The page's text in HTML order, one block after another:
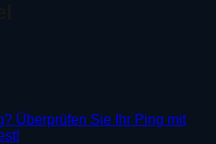
Überprüfen Sie Ihr Ping mit